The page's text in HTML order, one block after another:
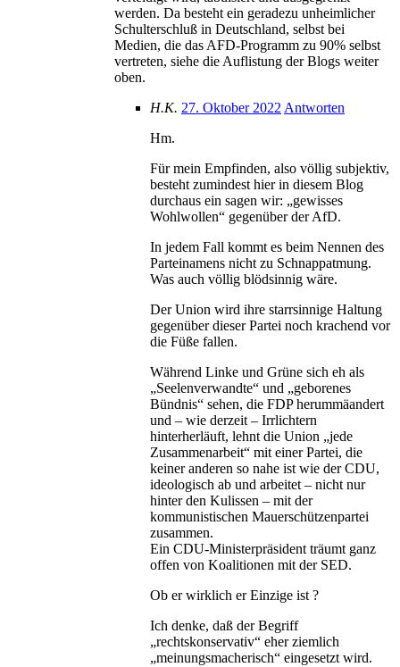
werden. Da besteht ein geradezu unheimlicher
Schulterschluß in Deutschland, selbst bei
Medien, die das AFD-Programm zu 90% selbst
vertreten, siehe die Auflistung der Blogs weiter
oben.
H.K. 27. Oktober 2022Antworten
Hm.
Für mein Empfinden, also völlig subjektiv,
besteht zumindest hier in diesem Blog
durchaus ein sagen wir: „gewisses
Wohlwollen“ gegenüber der AfD.
In jedem Fall kommt es beim Nennen des
Parteinamens nicht zu Schnappatmung.
Was auch völlig blödsinnig wäre.
Der Union wird ihre starrsinnige Haltung
gegenüber dieser Partei noch krachend vor
die Füße fallen.
Während Linke und Grüne sich eh als
„Seelenverwandte“ und „geborenes
Bündnis“ sehen, die FDP herummäandert
und – wie derzeit – Irrlichtern
hinterherläuft, lehnt die Union „jede
Zusammenarbeit“ mit einer Partei, die
keiner anderen so nahe ist wie der CDU,
ideologisch ab und arbeitet – nicht nur
hinter den Kulissen – mit der
kommunistischen Mauerschützenpartei
zusammen.
Ein CDU-Ministerpräsident träumt ganz
offen von Koalitionen mit der SED.
Ob er wirklich er Einzige ist ?
Ich denke, daß der Begriff
„rechtskonservativ“ eher ziemlich
„meinungsmacherisch“ eingesetzt wird.